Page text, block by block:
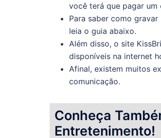
você terá que pagar um
Para saber como
leia o guia abaixo.
Além disso, o site
disponíveis na internet
Afinal, existem muitos
comunicação.
Conheça
Entretenimento!